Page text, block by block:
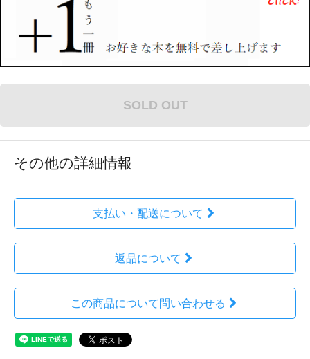
SOLD OUT
その他の詳細情報
支払い・配送について
返品について
この商品について問い合わせる